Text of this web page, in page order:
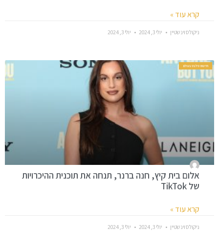
קרא עוד »
ניקולס וינשטיין יולי 3, 2024 יולי 3, 2024
חדשות סלבס בעולם
אלום בית קיץ, חנה ברנר, תנחה את תוכנית ההיכרויות
של TikTok
קרא עוד »
ניקולס וינשטיין יולי 3, 2024 יולי 3, 2024